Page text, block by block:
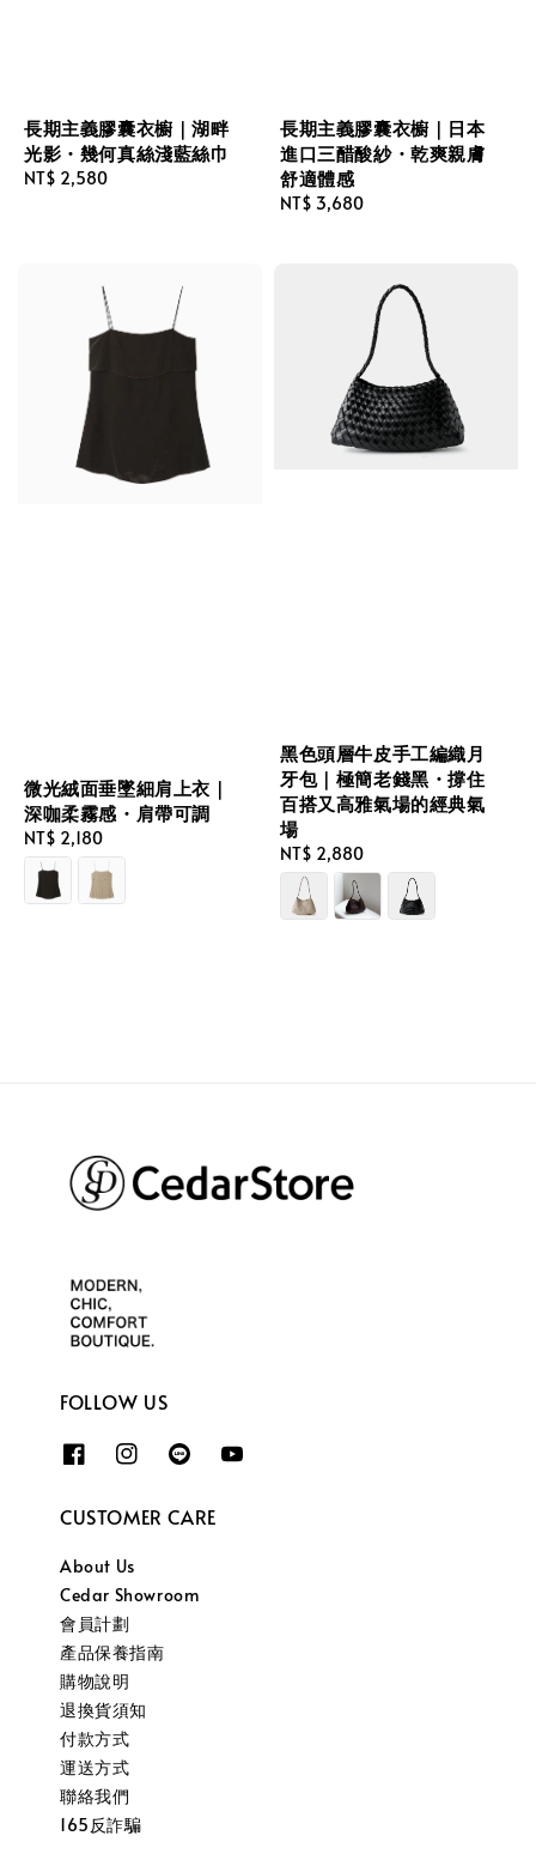
長期主義膠囊衣櫥｜湖畔
光影・幾何真絲淺藍絲巾
Regular
NT$ 2,580
長期主義膠囊衣櫥｜日本
進口三醋酸紗・乾爽親膚
舒適體感
Regular
NT$ 3,680
微光絨面垂墜細肩上衣｜
深咖柔霧感・肩帶可調
Regular
price
NT$ 2,180
黑色頭層牛皮手工編織月
牙包｜極簡老錢黑・撐住
百搭又高雅氣場的經典氣
場
Regular
price
NT$ 2,880
FOLLOW US
CUSTOMER CARE
About Us
Cedar Showroom
會員計劃
產品保養指南
購物說明
退換貨須知
付款方式
運送方式
聯絡我們
165反詐騙